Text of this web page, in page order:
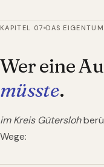
KAPITEL 07 DAS EIGENTUM
Wer eine
müsste.
im Kreis Gütersloh
Wege: